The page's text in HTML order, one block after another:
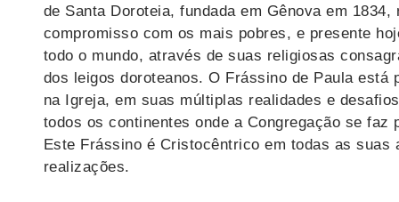
de Santa Doroteia, fundada em Gênova em 1834,
compromisso com os mais pobres, e presente
todo o mundo, através de suas religiosas
dos leigos doroteanos. O Frássino de Paula está
na Igreja, em suas múltiplas realidades e
todos os continentes onde a Congregação se faz
Este Frássino é Cristocêntrico em todas as suas
realizações.